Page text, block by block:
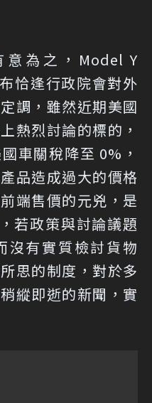
為之，Model Y
恰逢行政院會對外
調，雖然近期美國
熱烈討論的標的，
車關稅降至 0%，
品造成過大的價格
端售價的元兇，是
若政策與討論議題
沒有實質檢討貨物
思的制度，對於多
縱即逝的新聞，實